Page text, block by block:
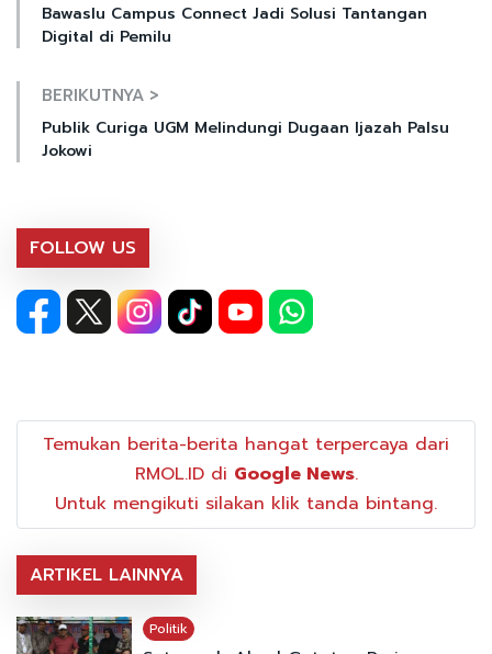
Bawaslu Campus Connect Jadi Solusi Tantangan
Digital di Pemilu
BERIKUTNYA >
Publik Curiga UGM Melindungi Dugaan Ijazah Palsu
Jokowi
FOLLOW US
Temukan berita-berita hangat terpercaya dari
RMOL.ID di Google News.
Untuk mengikuti silakan klik tanda bintang.
ARTIKEL LAINNYA
Politik